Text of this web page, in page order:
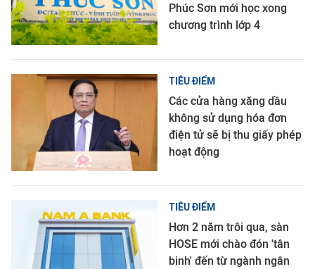
Phúc Sơn mới học xong
chương trình lớp 4
TIÊU ĐIỂM
Các cửa hàng xăng dầu
không sử dụng hóa đơn
điện tử sẽ bị thu giấy phép
hoạt động
TIÊU ĐIỂM
Hơn 2 năm trôi qua, sàn
HOSE mới chào đón 'tân
binh' đến từ ngành ngân